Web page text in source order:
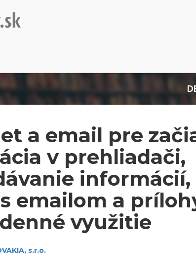
a email pre
v prehliadači,
informácií,
emailom a
využitie
s.r.o.